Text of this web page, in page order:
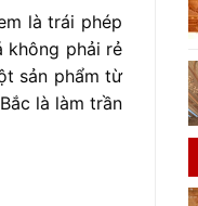
là trái phép
không phải rẻ
sản phẩm từ
là làm trần